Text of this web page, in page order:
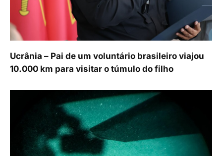
Ucrânia – Pai de um voluntário brasileiro viajou
10.000 km para visitar o túmulo do filho